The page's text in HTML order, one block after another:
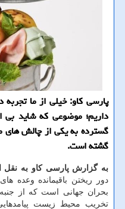
پارسی کاو: خیلی از ما
داریم؛ موضوعی که شاید بی
گسترده به یکی از چالش
گشته است.
به گزارش پارسی کاو به نقل
دور ریختن باقیمانده وعده
بحران جهانی است که از
تخریب محیط زیست